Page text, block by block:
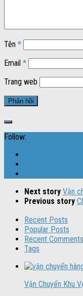
Tên *
Email *
Trang web
Follow:
Next story Vận
Previous story
Recent Posts
Popular Posts
Recent Comments
Tags
Vận Chuyển Khu